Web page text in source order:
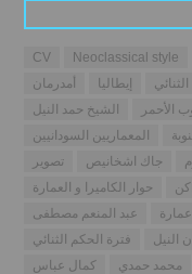
CV Neoclassical style
أمدرمان
إيطاليا
الشيخ حمد النيل
الأحمر
المعماريين السودانيين
النوبة
تصوير
جاك اشخانيص
حوار الكاميرا و العمارة
عبد المنعم مصطفى
عمارة
فترة الحكم الثنائي
النيل
كمال عباس
محمد حمدي